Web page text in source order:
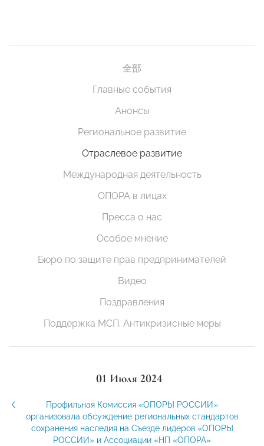
全部
Главные события
Анонсы
Региональное развитие
Отраслевое развитие
Международная деятельность
ОПОРА в лицах
Пресса о нас
Особое мнение
Бюро по защите прав предпринимателей
Видео
Поздравления
Поддержка МСП. Антикризисные меры
01 Июля 2024
Профильная Комиссия «ОПОРЫ РОССИИ»
организовала обсуждение региональных стандартов
сохранения наследия на Съезде лидеров «ОПОРЫ
РОССИИ» и Ассоциации «НП «ОПОРА»